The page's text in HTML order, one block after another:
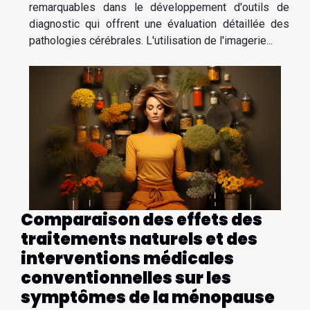
remarquables dans le développement d'outils de
diagnostic qui offrent une évaluation détaillée des
pathologies cérébrales. L'utilisation de l'imagerie...
Comparaison des effets des
traitements naturels et des
interventions médicales
conventionnelles sur les
symptômes de la ménopause